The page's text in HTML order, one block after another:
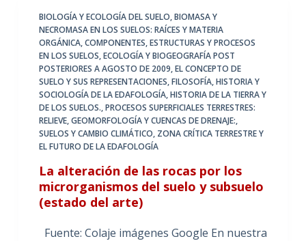
BIOLOGÍA Y ECOLOGÍA DEL SUELO,BIOMASA Y
NECROMASA EN LOS SUELOS: RAÍCES Y MATERIA
ORGÁNICA,COMPONENTES, ESTRUCTURAS Y PROCESOS
EN LOS SUELOS,ECOLOGÍA Y BIOGEOGRAFÍA POST
POSTERIORES A AGOSTO DE 2009,EL CONCEPTO DE
SUELO Y SUS REPRESENTACIONES,FILOSOFÍA, HISTORIA Y
SOCIOLOGÍA DE LA EDAFOLOGÍA,HISTORIA DE LA TIERRA Y
DE LOS SUELOS.,PROCESOS SUPERFICIALES TERRESTRES:
RELIEVE, GEOMORFOLOGÍA Y CUENCAS DE DRENAJE:,
SUELOS Y CAMBIO CLIMÁTICO, ZONA CRÍTICA TERRESTRE Y
EL FUTURO DE LA EDAFOLOGÍA
La alteración de las rocas por los
microrganismos del suelo y subsuelo
(estado del arte)
Fuente: Colaje imágenes Google En nuestra